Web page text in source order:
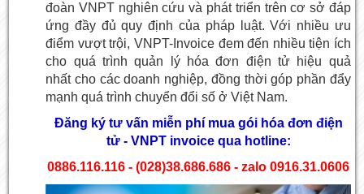
đoàn VNPT nghiên cứu và phát triển trên cơ sở đáp
ứng đầy đủ quy định của pháp luật. Với nhiều ưu
điểm vượt trội, VNPT-Invoice đem đến nhiều tiện ích
cho quá trìnhquản lý hóa đơn điện tử hiệu quả
nhấtcho các doanh nghiệp, đồng thời góp phần đẩy
mạnh quá trình chuyển đổi số ở Việt Nam.
Đăng ký tư vấn miễn phí mua gói hóa đơn điện
tử - VNPT invoice qua hotline:
0886.116.116 - (028)38.686.686 - zalo 0916.31.0606